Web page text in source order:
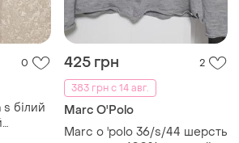
0
білий
425 грн
2
383 грн с 14 авг.
Marc O'Polo
Marc o 'polo 36/s/44 шерсть